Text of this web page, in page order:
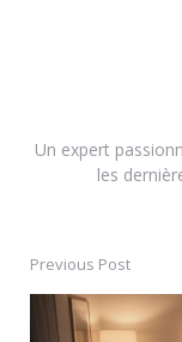
Un expert
les
Post
navigation
Previous Post